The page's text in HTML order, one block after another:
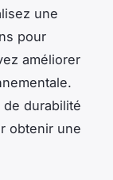
une
pour
améliorer
durabilité
obtenir une